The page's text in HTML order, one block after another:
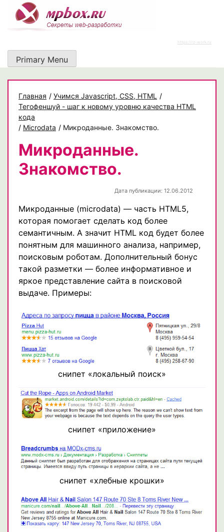
content
https://rz-work.ru
Primary Menu
Главная / Учимся Javascript, CSS, HTML
/
Тегофеншуй - шаг к новому уровню качества HTML
кода
/ Microdata / Микроданные. Знакомство.
Микроданные.
Знакомство.
Дата публикации: 12.06.2012
Микроданные (microdata) — часть HTML5,
которая помогает сделать код более
семантичным. А значит HTML код будет более
понятным для машинного анализа, например,
поисковым роботам. Дополнительный бонус
такой разметки — более информативное и
яркое представление сайта в поисковой
выдаче. Примеры:
снипет «локальный поиск»
снипет «приложение»
снипет «хлебные крошки»